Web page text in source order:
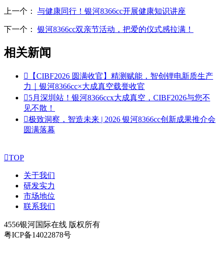
上一个： 与健康同行！银河8366cc开展健康知识讲座
下一个： 银河8366cc双亲节活动，把爱的仪式感拉满！
相关新闻

【CIBF2026 圆满收官】精测赋能，智创锂电新质生产
力｜银河8366cc×大成真空载誉收官
5月深圳站！银河8366ccx大成真空，CIBF2026与您不
见不散！
极致洞察，智造未来 | 2026 银河8366cc创新成果推介会
圆满落幕
TOP
关于我们
研发实力
市场地位
联系我们
4556银河国际在线 版权所有
粤ICP备14022878号